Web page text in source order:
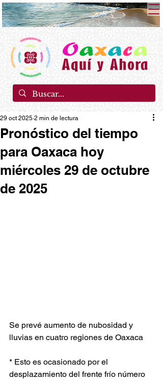
Pronóstico del tiempo
para Oaxaca hoy
miércoles 29 de octubre
de 2025
29 oct 2025 2 min de lectura
Se prevé aumento de nubosidad y
lluvias en cuatro regiones de Oaxaca
* Esto es ocasionado por el
desplazamiento del frente frío número